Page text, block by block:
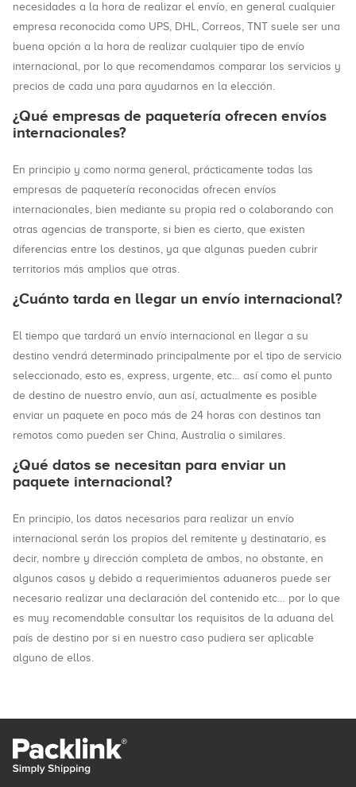
necesidades a la hora de realizar el envío, en general cualquier
empresa reconocida como UPS, DHL, Correos, TNT suele ser una
buena opción a la hora de realizar cualquier tipo de envío
internacional, por lo que recomendamos comparar los servicios y
precios de cada una para ayudarnos en la elección.
¿Qué empresas de paquetería ofrecen envíos
internacionales?
En principio y como norma general, prácticamente todas las
empresas de paquetería reconocidas ofrecen envíos
internacionales, bien mediante su propia red o colaborando con
otras agencias de transporte, si bien es cierto, que existen
diferencias entre los destinos, ya que algunas pueden cubrir
territorios más amplios que otras.
¿Cuánto tarda en llegar un envío internacional?
El tiempo que tardará un envío internacional en llegar a su
destino vendrá determinado principalmente por el tipo de servicio
seleccionado, esto es, express, urgente, etc… así como el punto
de destino de nuestro envío, aun así, actualmente es posible
enviar un paquete en poco más de 24 horas con destinos tan
remotos como pueden ser China, Australia o similares.
¿Qué datos se necesitan para enviar un
paquete internacional?
En principio, los datos necesarios para realizar un envío
internacional serán los propios del remitente y destinatario, es
decir, nombre y dirección completa de ambos, no obstante, en
algunos casos y debido a requerimientos aduaneros puede ser
necesario realizar una declaración del contenido etc… por lo que
es muy recomendable consultar los requisitos de la aduana del
país de destino por si en nuestro caso pudiera ser aplicable
alguno de ellos.